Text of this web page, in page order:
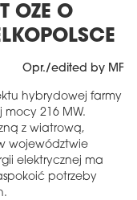
OZE O
Opr./edited by MF
hybrydowej farmy
mocy 216 MW.
z wiatrową,
województwie
elektrycznej ma
potrzeby